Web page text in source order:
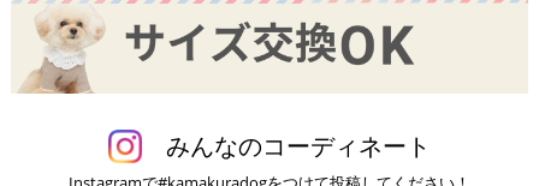
みんなのコーディネート